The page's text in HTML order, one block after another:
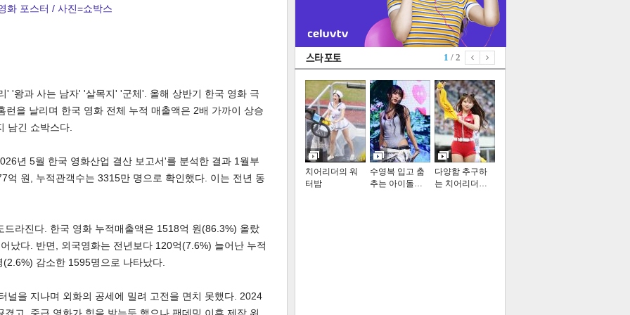
화 포스터 / 사진=쇼박스
' '왕과 사는 남자' '살목지' '군체'. 올해 상반기 한국 영화 극
을 날리며 한국 영화 전체 누적 매출액은 2배 가까이 상승
남긴 쇼박스다.
년 5월 한국 영화산업 결산 보고서'를 분석한 결과 1월부
억 원, 누적관객수는 3315만 명으로 확인했다. 이는 전년 동
라진다. 한국 영화 누적매출액은 1518억 원(86.3%) 올랐
났다. 반면, 외국영화는 전년보다 120억(7.6%) 늘어난 누적
감소한 1595명으로 나타났다.
널을 지나며 외화의 공세에 밀려 고전을 면치 못했다. 2024
1 / 2
치어리더의 워
터밤
수영복 입고 춤
추는 아이돌…
다양함 추구하
는 치어리더…